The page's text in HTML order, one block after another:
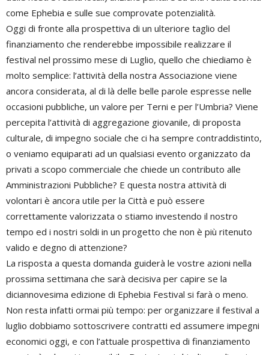
come Ephebia e sulle sue comprovate potenzialità.
Oggi di fronte alla prospettiva di un ulteriore taglio del
finanziamento che renderebbe impossibile realizzare il
festival nel prossimo mese di Luglio, quello che chiediamo è
molto semplice: l’attività della nostra Associazione viene
ancora considerata, al di là delle belle parole espresse nelle
occasioni pubbliche, un valore per Terni e per l’Umbria? Viene
percepita l’attività di aggregazione giovanile, di proposta
culturale, di impegno sociale che ci ha sempre contraddistinto,
o veniamo equiparati ad un qualsiasi evento organizzato da
privati a scopo commerciale che chiede un contributo alle
Amministrazioni Pubbliche? E questa nostra attività di
volontari è ancora utile per la Città e può essere
correttamente valorizzata o stiamo investendo il nostro
tempo ed i nostri soldi in un progetto che non è più ritenuto
valido e degno di attenzione?
La risposta a questa domanda guiderà le vostre azioni nella
prossima settimana che sarà decisiva per capire se la
diciannovesima edizione di Ephebia Festival si farà o meno.
Non resta infatti ormai più tempo: per organizzare il festival a
luglio dobbiamo sottoscrivere contratti ed assumere impegni
economici oggi, e con l’attuale prospettiva di finanziamento